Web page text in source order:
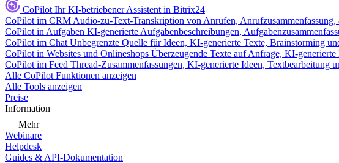
CoPilot Ihr KI-betriebener Assistent in Bitrix24
CoPilot im CRM Audio-zu-Text-Transkription von Anrufen,
CoPilot in Aufgaben KI-generierte Aufgabenbeschreibungen,
CoPilot im Chat Unbegrenzte Quelle für Ideen, KI-generierte Texte, Brainstorming
CoPilot in Websites und Onlineshops Überzeugende Texte auf Anfrage, KI-
CoPilot im Feed Thread-Zusammenfassungen, KI-generierte Ideen, Textbearbeitung
Alle CoPilot Funktionen anzeigen
Alle Tools anzeigen
Preise
Information
Mehr
Webinare
Helpdesk
Guides & API-Dokumentation